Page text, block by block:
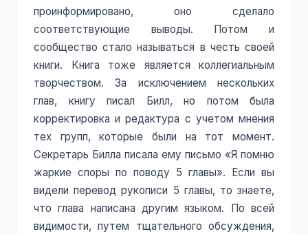
проинформировано, оно сделало
соответствующие выводы. Потом и
сообщество стало называться в честь своей
книги. Книга тоже является коллегиальным
творчеством. За исключением нескольких
глав, книгу писал Билл, но потом была
корректировка и редактура с учетом мнения
тех групп, которые были на тот момент.
Секретарь Билла писала ему письмо «Я помню
жаркие споры по поводу 5 главы». Если вы
видели перевод рукописи 5 главы, то знаете,
что глава написана другим языком. По всей
видимости, путем тщательного обсуждения,